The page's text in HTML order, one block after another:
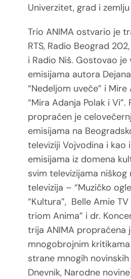
Univerzitet, grad i
Trio ANIMA ostvario je
RTS, Radio Beograd
i Radio Niš. Gostovao je
emisijama autora
“Nedeljom uveče” i Mire
“Mira Adanja Polak i Vi”.
propraćen je
emisijama na
televiziji Vojvodina i kao
emisijama iz domena
svim televizijama niškog
televizija – “Muzičko
“Kultura”, Belle Amie
triom Anima” i dr.
trija ANIMA propraćena
mnogobrojnim
strane mnogih
Dnevnik, Narodne